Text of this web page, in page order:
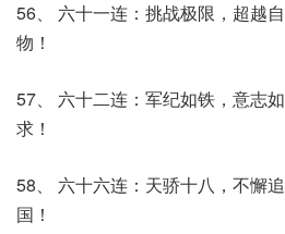
56、 六十一连：挑战极限，超越
物！
57、 六十二连：军纪如铁，意志
求！
58、 六十六连：天骄十八，不懈
国！